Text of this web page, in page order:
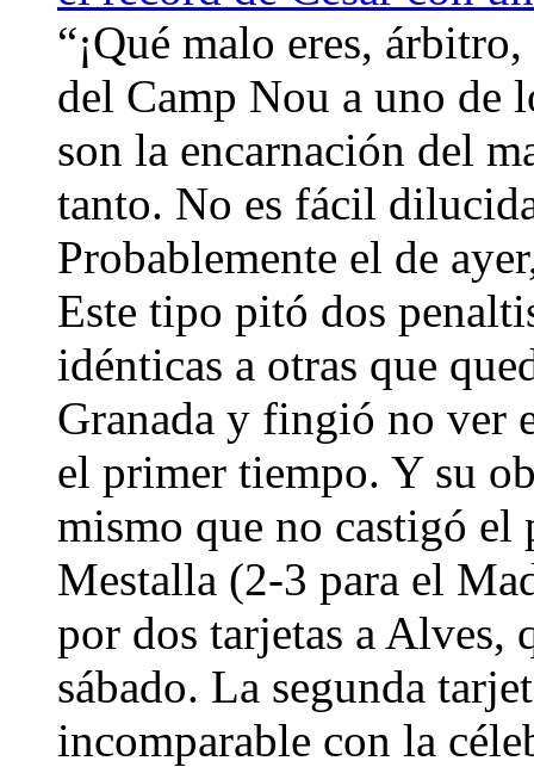
“¡Qué malo eres,
del Camp Nou a uno de
son la encarnación del
tanto. No es fácil
Probablemente el de
Este tipo pitó dos
idénticas a otras que
Granada y fingió no ver
el primer tiempo. Y su
mismo que no castigó el
Mestalla (2-3 para el
por dos tarjetas a Alves,
sábado. La segunda
incomparable con la